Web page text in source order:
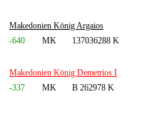
Makedonien König Argaios
-640
MK 137036288 K
Makedonien König Demetrios I
-337
MK B 262978 K